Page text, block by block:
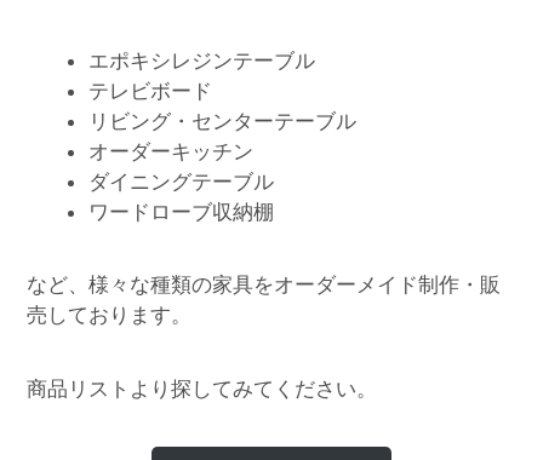
エポキシレジンテーブル
テレビボード
リビング・センターテーブル
オーダーキッチン
ダイニングテーブル
ワードローブ収納棚
など、様々な種類の家具をオーダーメイド制作・販
売しております。
商品リストより探してみてください。